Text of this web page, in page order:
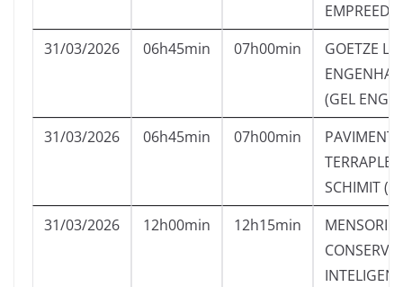
31/03/2026
06h45min 07h00min
GOETZE
(GEL
31/03/2026
06h45min 07h00min
SCHIMIT
31/03/2026
12h00min 12h15min
MENSORI